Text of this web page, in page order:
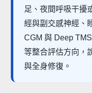
足、夜間呼吸干擾
經與副交感神經、
CGM 與 Deep
等整合評估方向，
與全身修復。